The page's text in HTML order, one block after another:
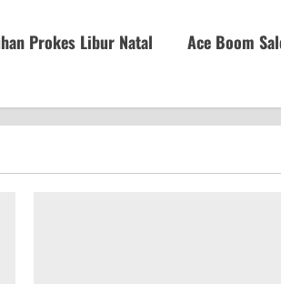
Prokes Libur Natal
Ace Boom